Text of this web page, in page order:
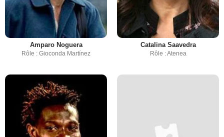
Amparo Noguera
Rôle : Gioconda Martínez
Catalina Saavedra
Rôle : Atenea